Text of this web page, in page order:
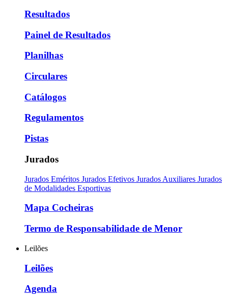
Resultados
Painel de Resultados
Planilhas
Circulares
Catálogos
Regulamentos
Pistas
Jurados
Jurados Eméritos Jurados Efetivos Jurados Auxiliares Jurados
de Modalidades Esportivas
Mapa Cocheiras
Termo de Responsabilidade de Menor
Leilões
Leilões
Agenda